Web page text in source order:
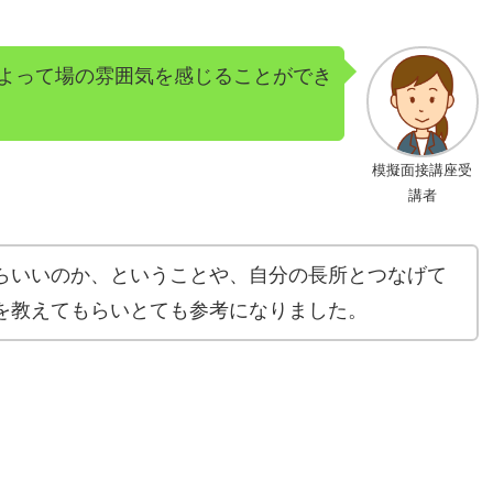
模擬面接講座受
講者
って場の雰囲気を感じることができ
いのか、ということや、自分の長所とつなげて
えてもらいとても参考になりました。